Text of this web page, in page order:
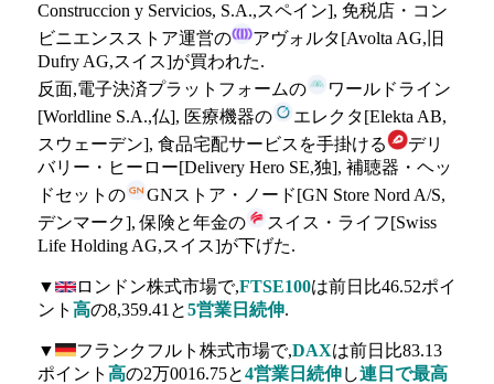
Construccion y Servicios, S.A.,スペイン], 免税店・コン
ビニエンスストア運営の
アヴォルタ[Avolta AG,旧
Dufry AG,スイス]が買われた.
反面,電子決済プラットフォームの
ワールドライン
[Worldline S.A.,仏], 医療機器の
エレクタ[Elekta AB,
スウェーデン], 食品宅配サービスを手掛ける
デリ
バリー・ヒーロー[Delivery Hero SE,独], 補聴器・ヘッ
ドセットの
GNストア・ノード[GN Store Nord A/S,
デンマーク], 保険と年金の
スイス・ライフ[Swiss
Life Holding AG,スイス]が下げた.
▼ ロンドン株式市場で,FTSE100は前日比46.52ポイ
ント 高の8,359.41と5営業日続伸.
▼ フランクフルト株式市場で,DAXは前日比83.13
ポイント 高の2万0016.75と4営業日続伸し連日で最高